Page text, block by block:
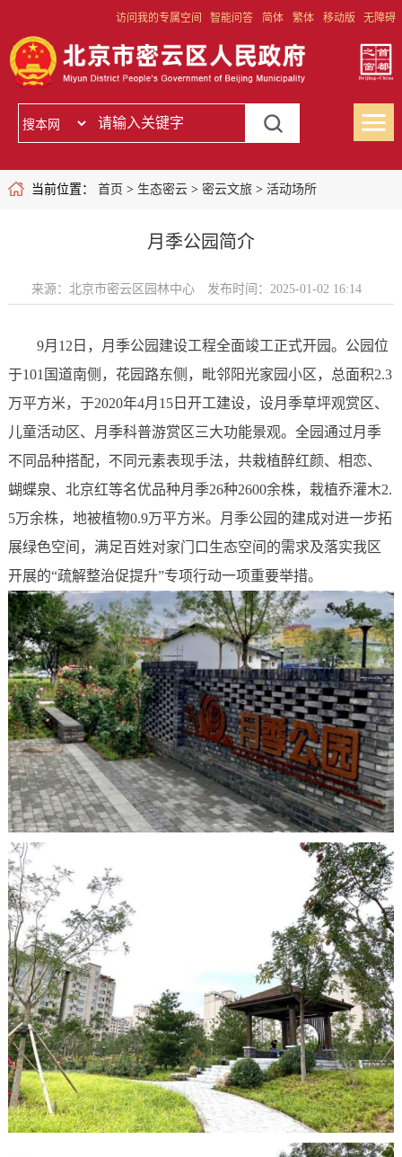
访问我的专属空间 智能问答 简体 繁体 移动版 无障碍
当前位置： 首页 > 生态密云> 密云文旅> 活动场所
月季公园简介
来源：北京市密云区园林中心 发布时间：2025-01-02 16:14
9月12日，月季公园建设工程全面竣工正式开园。公园位
于101国道南侧，花园路东侧，毗邻阳光家园小区，总面积2.3
万平方米，于2020年4月15日开工建设，设月季草坪观赏区、
儿童活动区、月季科普游赏区三大功能景观。全园通过月季
不同品种搭配，不同元素表现手法，共栽植醉红颜、相恋、
蝴蝶泉、北京红等名优品种月季26种2600余株，栽植乔灌木2.
5万余株，地被植物0.9万平方米。月季公园的建成对进一步拓
展绿色空间，满足百姓对家门口生态空间的需求及落实我区
开展的“疏解整治促提升”专项行动一项重要举措。